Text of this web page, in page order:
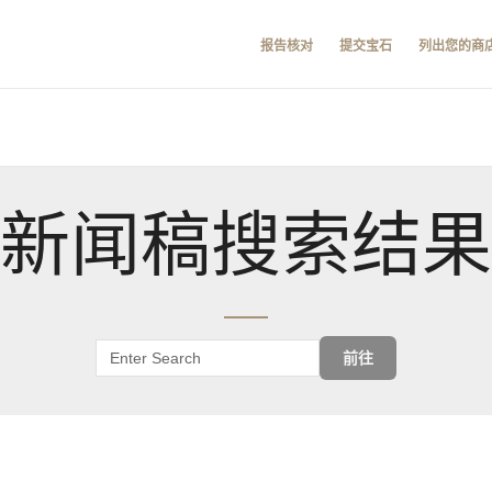
报告核对 提交宝石 列出您的商
新闻稿搜索结果
前往